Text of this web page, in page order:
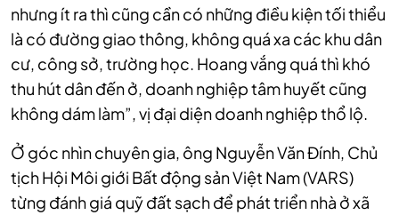
nhưng ít ra thì cũng cần có những điều kiện tối thiểu
là có đường giao thông, không quá xa các khu dân
cư, công sở, trường học. Hoang vắng quá thì khó
thu hút dân đến ở, doanh nghiệp tâm huyết cũng
không dám làm”, vị đại diện doanh nghiệp thổ lộ.
Ở góc nhìn chuyên gia, ông Nguyễn Văn Đính, Chủ
tịch Hội Môi giới Bất động sản Việt Nam (VARS)
từng đánh giá quỹ đất sạch để phát triển nhà ở xã